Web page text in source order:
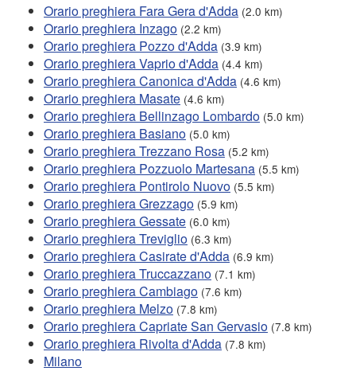
Orario preghiera Fara Gera d'Adda (2.0 km)
Orario preghiera Inzago (2.2 km)
Orario preghiera Pozzo d'Adda (3.9 km)
Orario preghiera Vaprio d'Adda (4.4 km)
Orario preghiera Canonica d'Adda (4.6 km)
Orario preghiera Masate (4.6 km)
Orario preghiera Bellinzago Lombardo (5.0 km)
Orario preghiera Basiano (5.0 km)
Orario preghiera Trezzano Rosa (5.2 km)
Orario preghiera Pozzuolo Martesana (5.5 km)
Orario preghiera Pontirolo Nuovo (5.5 km)
Orario preghiera Grezzago (5.9 km)
Orario preghiera Gessate (6.0 km)
Orario preghiera Treviglio (6.3 km)
Orario preghiera Casirate d'Adda (6.9 km)
Orario preghiera Truccazzano (7.1 km)
Orario preghiera Cambiago (7.6 km)
Orario preghiera Melzo (7.8 km)
Orario preghiera Capriate San Gervasio (7.8 km)
Orario preghiera Rivolta d'Adda (7.8 km)
Milano